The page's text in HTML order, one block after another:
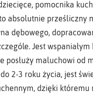
pomocnika
absolutnie prześliczny
dębowego,
Jest wspaniałym
posłuży maluchowi od
2-3 roku życia, jest
dzięki któremu